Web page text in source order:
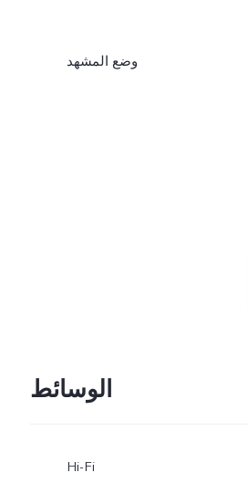
وضع المشهد
الوسائط
Hi-Fi